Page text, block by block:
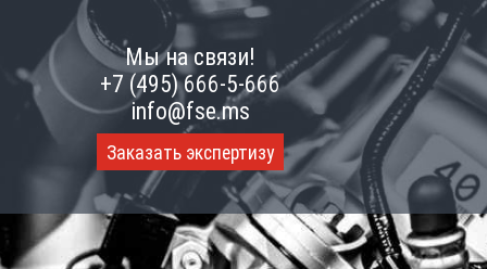
Мы на связи!
+7 (495) 666-5-666
info@fse.ms
Заказать экспертизу